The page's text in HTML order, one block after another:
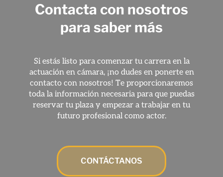
Contacta con nosotros
para saber más
Si estás listo para comenzar tu carrera en la
actuación en cámara, ¡no dudes en ponerte en
contacto con nosotros! Te proporcionaremos
toda la información necesaria para que puedas
reservar tu plaza y empezar a trabajar en tu
futuro profesional como actor.
CONTÁCTANOS